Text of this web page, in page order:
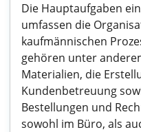
Die Hauptaufgaben
umfassen die
kaufmännischen
gehören unter
Materialien, die
Kundenbetreuung
Bestellungen und
sowohl im Büro, als